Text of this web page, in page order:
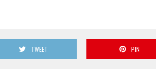
TWEET PIN